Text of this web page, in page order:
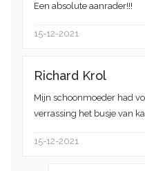
Een absolute aanrader!!!
15-12-2021
Richard Krol
Mijn schoonmoeder had
verrassing het busje van
15-12-2021